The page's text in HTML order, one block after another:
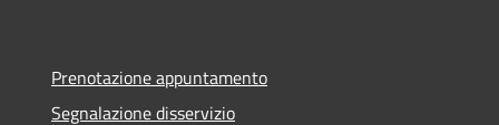
Prenotazione appuntamento
Segnalazione disservizio